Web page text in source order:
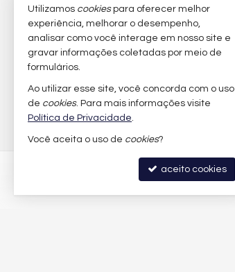
Utilizamos cookiespara oferecer melhor
experiência, melhorar o desempenho,
analisar como você interage em nosso site e
gravar informações coletadas por meio de
formulários.
Ao utilizar esse site, você concorda com o uso
de cookies. Para mais informações visite
Política de Privacidade.
Você aceita o uso de cookies?
aceito cookies